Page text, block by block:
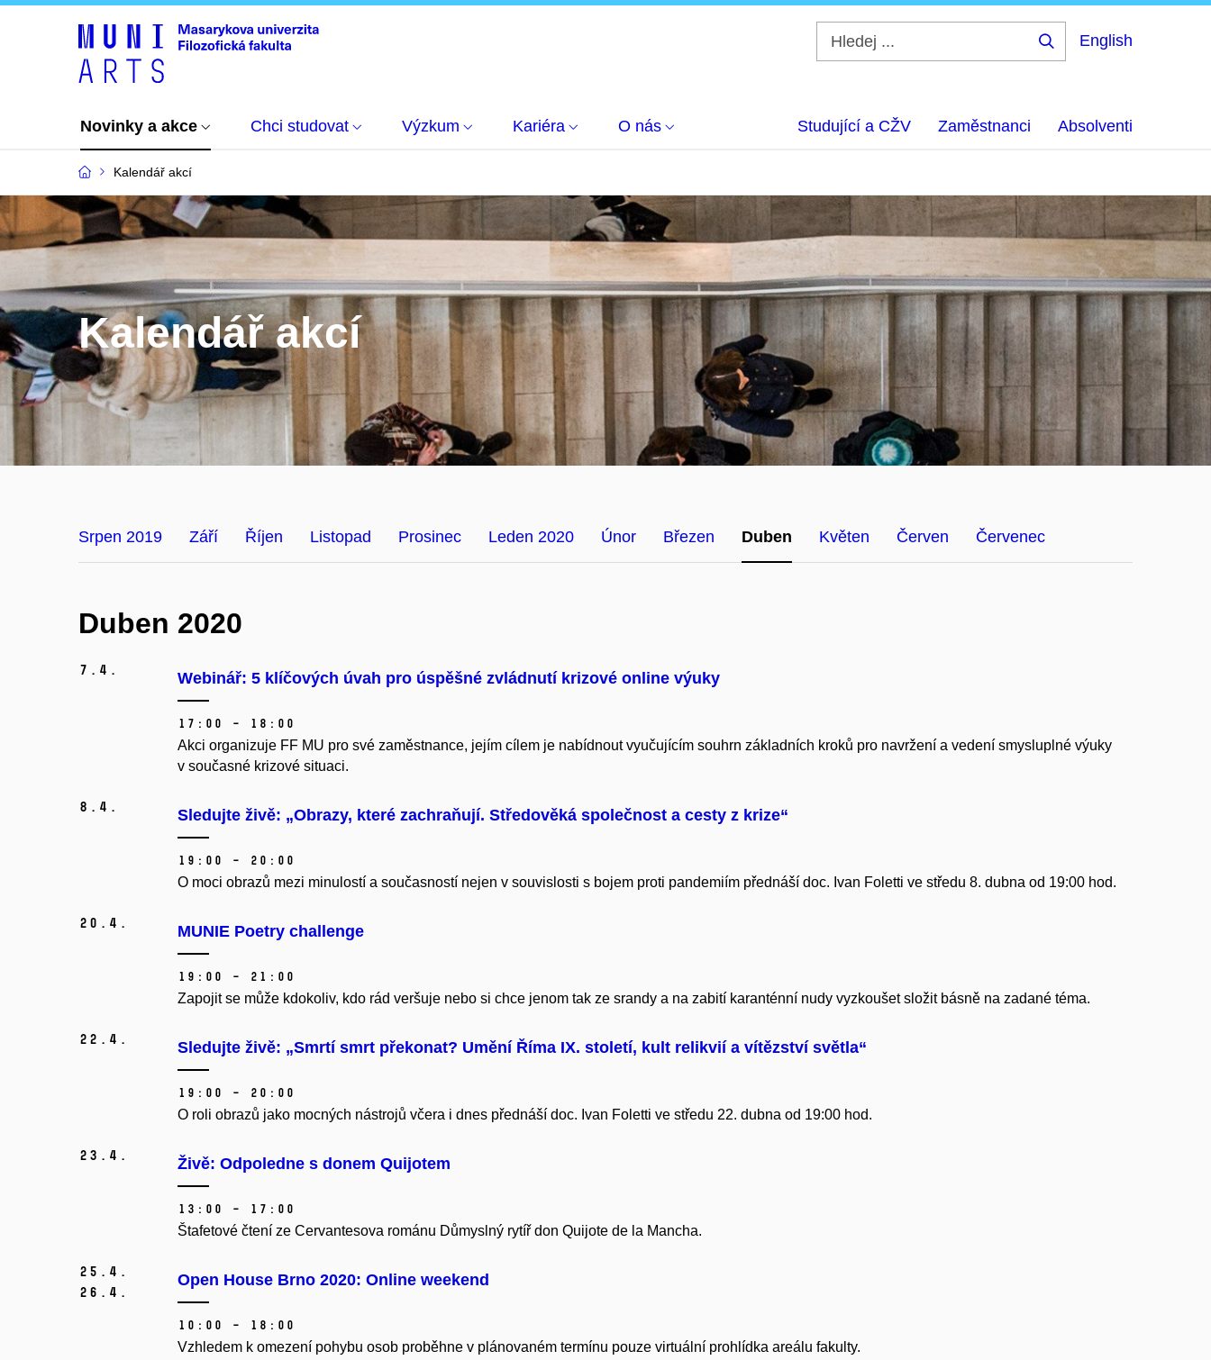
English
Novinky a akce Chci studovat Výzkum Kariéra O nás Studující a CŽV Zaměstnanci Absolventi
Kalendář akcí
Kalendář akcí
Srpen 2019 Září Říjen Listopad Prosinec Leden 2020 Únor Březen Duben Květen Červen Červenec
Duben 2020
7. 4. Webinář: 5 klíčových úvah pro úspěšné zvládnutí krizové online výuky
17:00 – 18:00
Akci organizuje FF MU pro své zaměstnance, jejím cílem je nabídnout vyučujícím souhrn základních kroků pro navržení a vedení smysluplné výuky
v současné krizové situaci.
8. 4. Sledujte živě: „Obrazy, které zachraňují. Středověká společnost a cesty z krize“
19:00 – 20:00
O moci obrazů mezi minulostí a současností nejen v souvislosti s bojem proti pandemiím přednáší doc. Ivan Foletti ve středu 8. dubna od 19:00 hod.​
20. 4. MUNIE Poetry challenge
19:00 – 21:00
Zapojit se může kdokoliv, kdo rád veršuje nebo si chce jenom tak ze srandy a na zabití karanténní nudy vyzkoušet složit básně na zadané téma.
22. 4. Sledujte živě: „Smrtí smrt překonat? Umění Říma IX. století, kult relikvií a vítězství světla“
19:00 – 20:00
O roli obrazů jako mocných nástrojů včera i dnes přednáší doc. Ivan Foletti ve středu 22. dubna od 19:00 hod.
23. 4. Živě: Odpoledne s donem Quijotem
13:00 – 17:00
Štafetové čtení ze Cervantesova románu Důmyslný rytíř don Quijote de la Mancha.
25. 4.
26. 4.
Open House Brno 2020: Online weekend
10:00 – 18:00
Vzhledem k omezení pohybu osob proběhne v plánovaném termínu pouze virtuální prohlídka areálu fakulty.